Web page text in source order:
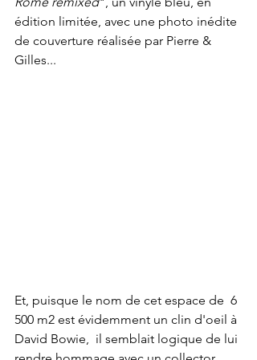
édition limitée, avec une photo inédite
de couverture réalisée par Pierre &
Gilles...
Et, puisque le nom de cet espace de  6
500 m2 est évidemment un clin d'oeil à
David Bowie,  il semblait logique de lui